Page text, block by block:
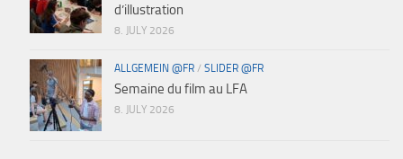
d’illustration
8. JULY 2026
ALLGEMEIN @FR / SLIDER @FR
Semaine du film au LFA
8. JULY 2026